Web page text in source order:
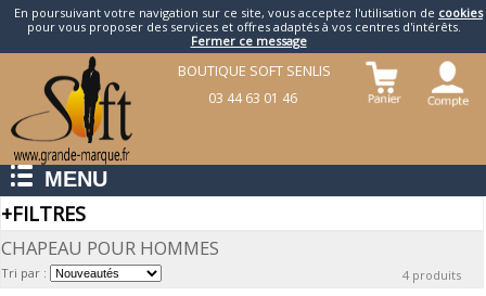
En poursuivant votre navigation sur ce site, vous acceptez l'utilisation de cookies
pour vous proposer des services et offres adaptés à vos centres d'intérêts.
Fermer ce message
BOUTIQUE SOFT SENLIS
03 44 63 01 46
MENU
+FILTRES
CHAPEAU POUR HOMMES
Tri par : 4 produits